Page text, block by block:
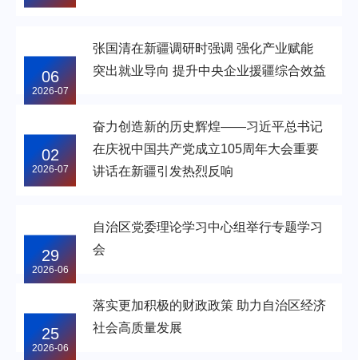
06
2026-07
张国清在新疆调研时强调 强化产业赋能
突出就业导向 提升中央企业援疆综合效益
02
2026-07
奋力创造新的历史辉煌——习近平总书记
在庆祝中国共产党成立105周年大会重要
讲话在新疆引发热烈反响
29
2026-06
自治区党委理论学习中心组举行专题学习
会
25
2026-06
落实更加积极的财政政策 助力自治区经济
社会高质量发展